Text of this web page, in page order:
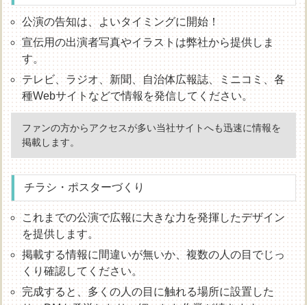
公演の告知は、よいタイミングに開始！
宣伝用の出演者写真やイラストは弊社から提供しま
す。
テレビ、ラジオ、新聞、自治体広報誌、ミニコミ、各
種Webサイトなどで情報を発信してください。
ファンの方からアクセスが多い当社サイトへも迅速に情報を
掲載します。
チラシ・ポスターづくり
これまでの公演で広報に大きな力を発揮したデザイン
を提供します。
掲載する情報に間違いが無いか、複数の人の目でじっ
くり確認してください。
完成すると、多くの人の目に触れる場所に設置した